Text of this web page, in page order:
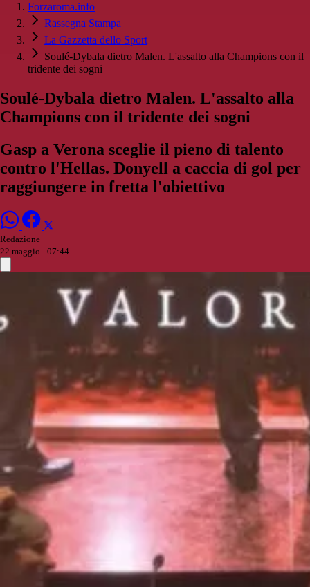
Forzaroma.info
Rassegna Stampa
La Gazzetta dello Sport
Soulé-Dybala dietro Malen. L'assalto alla Champions con il
tridente dei sogni
Soulé-Dybala dietro Malen. L'assalto alla
Champions con il tridente dei sogni
Gasp a Verona sceglie il pieno di talento
contro l'Hellas. Donyell a caccia di gol per
raggiungere in fretta l'obiettivo
Redazione
22 maggio - 07:44